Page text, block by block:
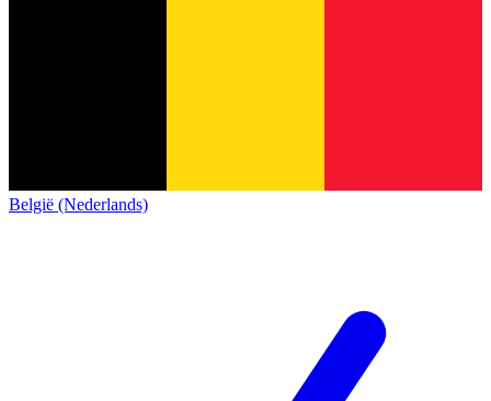
België (Nederlands)